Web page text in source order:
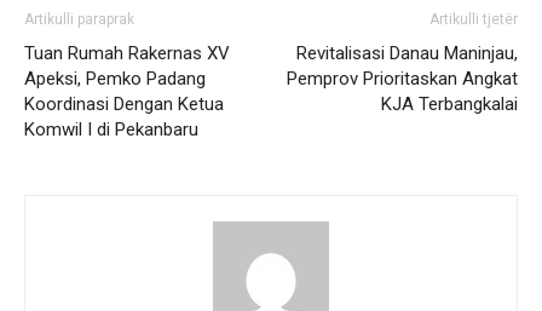
Artikulli paraprak
Tuan Rumah Rakernas XV
Apeksi, Pemko Padang
Koordinasi Dengan Ketua
Komwil I di Pekanbaru
Artikulli tjetër
Revitalisasi Danau Maninjau,
Pemprov Prioritaskan Angkat
KJA Terbangkalai